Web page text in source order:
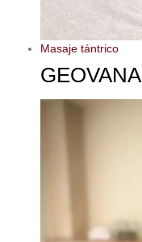
Masaje tántrico
GEOVANA